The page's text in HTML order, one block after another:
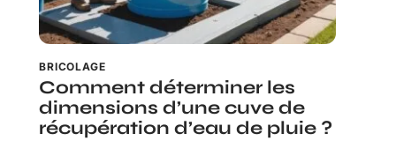
BRICOLAGE
Comment déterminer les
dimensions d’une cuve de
récupération d’eau de pluie ?